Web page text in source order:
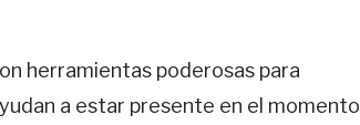
herramientas poderosas para
a estar presente en el momento